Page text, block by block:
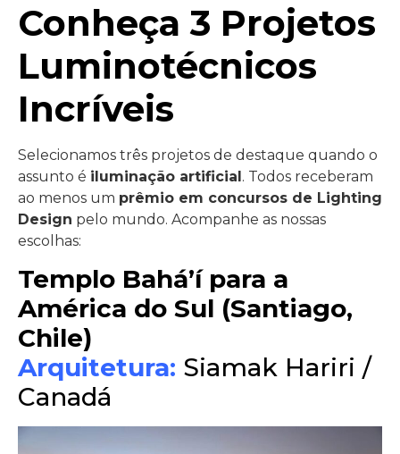
Conheça 3 Projetos
Luminotécnicos
Incríveis
Selecionamos três projetos de destaque quando o
assunto é iluminação artificial. Todos receberam
ao menos um prêmio em concursos de Lighting
Design pelo mundo. Acompanhe as nossas
escolhas:
Templo Bahá’í para a
América do Sul (Santiago,
Chile)
Arquitetura: Siamak Hariri /
Canadá